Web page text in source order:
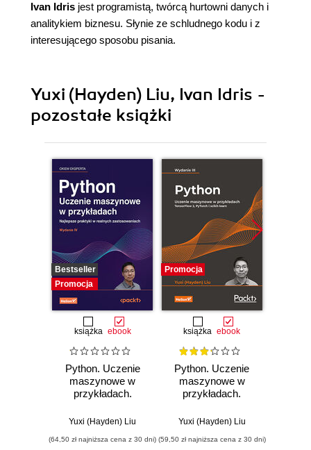
Ivan Idris jest programistą, twórcą hurtowni danych i
analitykiem biznesu. Słynie ze schludnego kodu i z
interesującego sposobu pisania.
Yuxi (Hayden) Liu, Ivan Idris -
pozostałe książki
Bestseller
Promocja
książka ebook
Python. Uczenie
maszynowe w
przykładach.
w realnych
Wydanie IV
Yuxi (Hayden) Liu
(64,50 zł najniższa cena z 30 dni)
Promocja
książka ebook
Python. Uczenie
maszynowe w
przykładach.
PyTorch i scikit-
Yuxi (Hayden) Liu
(59,50 zł najniższa cena z 30 dni)